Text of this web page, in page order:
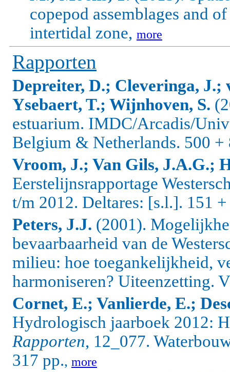
copepod assemblages and
intertidal zone, more
Rapporten
Depreiter, D.; Cleveringa,
Ysebaert, T.; Wijnhoven, S.
estuarium. IMDC/Arcadis/
Belgium & Netherlands. 500 +
Vroom, J.; Van Gils, J.A.G.;
Eerstelijnsrapportage
t/m 2012. Deltares: [s.l.]. 151
Peters, J.J. (2001).
bevaarbaarheid van de
milieu: hoe toegankelijkheid,
harmoniseren? Uiteenzetting.
Cornet, E.; Vanlierde, E.;
Hydrologisch jaarboek 2012:
Rapporten, 12_077.
317 pp., more